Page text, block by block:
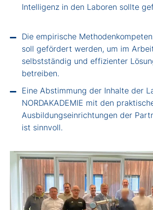
Intelligenz in den Laboren sollte
Die empirische
soll gefördert werden, um im
selbstständig und effizienter
betreiben.
Eine Abstimmung der Inhalte der
NORDAKADEMIE mit den
Ausbildungseinrichtungen der
ist sinnvoll.